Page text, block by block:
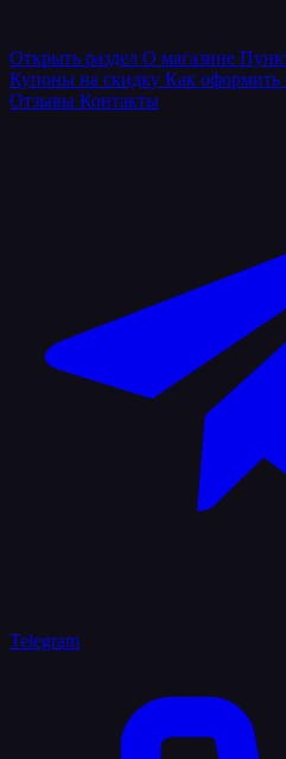
Открыть раздел О магазине
Купоны на скидку Как оформить
Отзывы Контакты
Telegram